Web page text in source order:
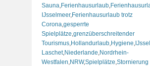
Sauna Ferienhausurlaub
IJsselmeer, Ferienhausurlaub trotz
Corona gesperrte
Spielplätze grenzüberschreitender
Tourismus Hollandurlaub Hygiene
Laschet, Niederlande Nordrhein-
Westfalen NRW,Spielplätze Stornierung